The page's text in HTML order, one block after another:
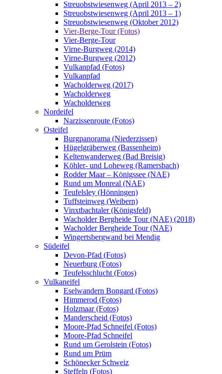
Streuobstwiesenweg (April 2013 – 2)
Streuobstwiesenweg (April 2013 – 1)
Streuobstwiesenweg (Oktober 2012)
Vier-Berge-Tour (Fotos)
Vier-Berge-Tour
Virne-Burgweg (2014)
Virne-Burgweg (2012)
Vulkanpfad (Fotos)
Vulkanpfad
Wacholderweg (2017)
Wacholderweg
Wacholderweg
Nordeifel
Narzissenroute (Fotos)
Osteifel
Burgpanorama (Niederzissen)
Hügelgräberweg (Bassenheim)
Keltenwanderweg (Bad Breisig)
Köhler- und Loheweg (Ramersbach)
Rodder Maar – Königssee (NAE)
Rund um Monreal (NAE)
Teufelsley (Hönningen)
Tuffsteinweg (Weibern)
Vinxtbachtaler (Königsfeld)
Wacholder Bergheide Tour (NAE) (2018)
Wacholder Bergheide Tour (NAE)
Wingertsbergwand bei Mendig
Südeifel
Devon-Pfad (Fotos)
Neuerburg (Fotos)
Teufelsschlucht (Fotos)
Vulkaneifel
Eselwandern Bongard (Fotos)
Himmerod (Fotos)
Holzmaar (Fotos)
Manderscheid (Fotos)
Moore-Pfad Schneifel (Fotos)
Moore-Pfad Schneifel
Rund um Gerolstein (Fotos)
Rund um Prüm
Schönecker Schweiz
Steffeln (Fotos)